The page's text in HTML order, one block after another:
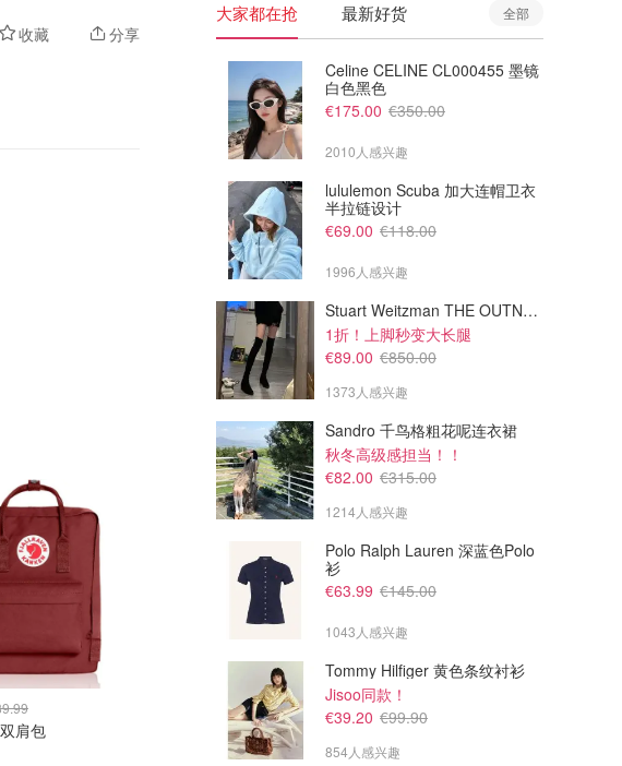
收藏 分享
肩包
€94.99
Fjallraven 双肩包
€78.90
Fjallraven 双肩包
大家都在抢 最新好货 全部
Celine CELINE CL000455 墨镜
白色黑色
€175.00 €350.00
2010人感兴趣
lululemon Scuba 加大连帽卫衣
半拉链设计
€69.00 €118.00
1996人感兴趣
Stuart Weitzman THE OUTNET Jocey 弹力绒面过膝靴
1折！上脚秒变大长腿
€89.00 €850.00
1373人感兴趣
Sandro 千鸟格粗花呢连衣裙
秋冬高级感担当！！
€82.00 €315.00
1214人感兴趣
Polo Ralph Lauren 深蓝色Polo
衫
€63.99 €145.00
1043人感兴趣
Tommy Hilfiger 黄色条纹衬衫
Jisoo同款！
€39.20 €99.90
854人感兴趣